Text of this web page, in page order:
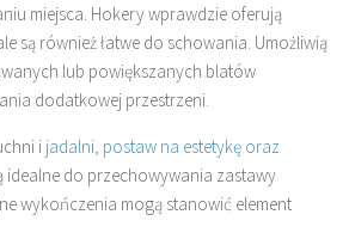
miejsca. Hokery wprawdzie oferują
są również łatwe do schowania. Umożliwią
lub powiększanych blatów
dodatkowej przestrzeni.
i jadalni, postaw na estetykę oraz
idealne do przechowywania zastawy
wykończenia mogą stanowić element